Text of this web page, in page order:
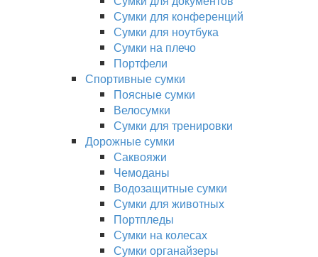
Сумки для конференций
Сумки для ноутбука
Сумки на плечо
Портфели
Спортивные сумки
Поясные сумки
Велосумки
Сумки для тренировки
Дорожные сумки
Саквояжи
Чемоданы
Водозащитные сумки
Сумки для животных
Портпледы
Сумки на колесах
Сумки органайзеры